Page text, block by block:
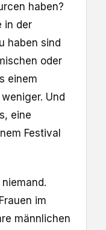
haben?
in der
haben sind
oder
einem
Und
eine
Festival
im
männlichen